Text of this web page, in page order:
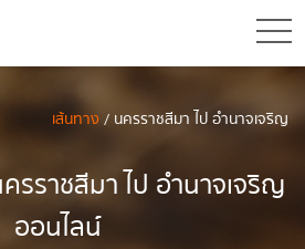
เส้นทาง/ นครราชสีมา ไป อำนาจเจริญ
ราชสีมา ไป อำนาจเจริญ
ออนไลน์